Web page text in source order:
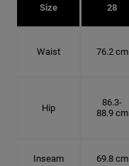
Size 28
Waist 76.2 cm
Hip
86.3-
88.9 cm
Inseam 69.8 cm